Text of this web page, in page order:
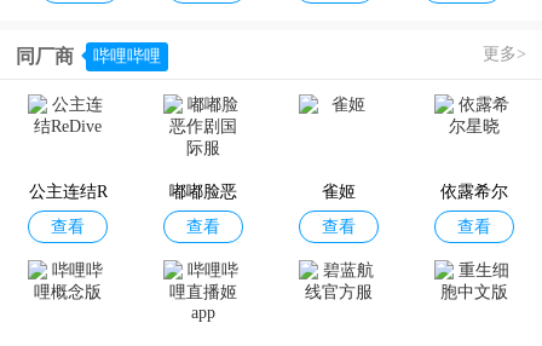
还有这种
房产兄弟
家居设计
查看
超级捣蛋
单机泡泡
闹鬼的房
海绵宝宝
大闹蟹堡
查看
水果爱消
暴打老板4
同厂商 哔哩哔哩 更多>
公主连结R
eDive
查看
嘟嘟脸恶
作剧国际
服
查看
雀姬
查看
依露希尔
星晓
查看